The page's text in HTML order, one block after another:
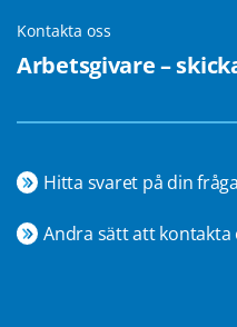
Kontakta oss
Arbetsgivare –
Hitta svaret på din fråga
Andra sätt att kontakta